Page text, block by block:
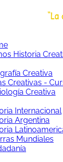
Historia
Creativa
Creativas -
Creativa
Internacional
Argentina
Mundiales